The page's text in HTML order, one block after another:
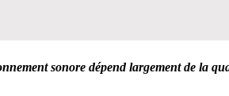
sonore dépend largement de la